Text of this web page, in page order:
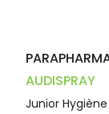
AUDISPRAY
Junior